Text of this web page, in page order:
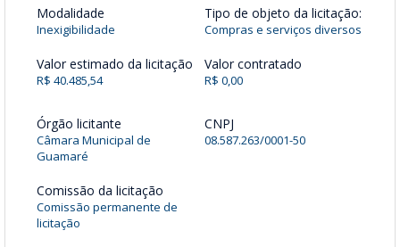
Modalidade
Inexigibilidade
Tipo de objeto da licitação:
Compras e serviços diversos
Valor estimado da licitação
R$ 40.485,54
Valor contratado
R$ 0,00
Órgão licitante
Câmara Municipal de
Guamaré
CNPJ
08.587.263/0001-50
Comissão da licitação
Comissão permanente de
licitação